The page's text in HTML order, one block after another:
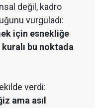
değil, kadro
vurguladı:
için esnekliğe
bu noktada
verdi:
ama asıl